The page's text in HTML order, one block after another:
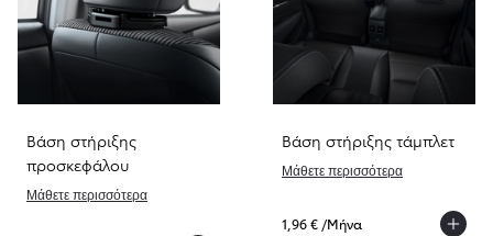
Βάση στήριξης
προσκεφάλου
Μάθετε περισσότερα
Βάση στήριξης τάμπλετ
Μάθετε περισσότερα
1,96 € /Μήνα